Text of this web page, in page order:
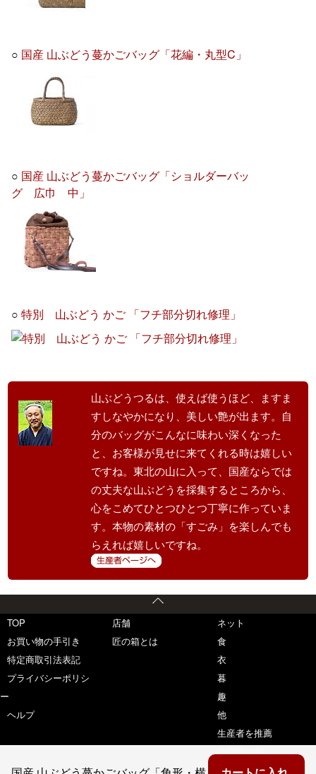
○ 国産 山ぶどう蔓かごバッグ「花編・丸型C」
○ 国産 山ぶどう蔓かごバッグ「ショルダーバッ
グ 広巾 中」
○特別 山ぶどう かご 「フチ部分切れ修理」
山ぶどうつるは、使えば使うほど、ますま
すしなやかになり、美しい艶が出ます。自
分のバッグがこんなに味わい深くなった
と、お客様が見せに来てくれる時は嬉しい
ですね。東北の山に入って、国産ならでは
の丈夫な山ぶどうを採集するところから、
心をこめてひとつひとつ丁寧に作っていま
す。本物の素材の「すごみ」を楽しんでも
らえれば嬉しいですね。
TOP
お買い物の手引き
特定商取引法表記
プライバシーポリシ
ー
ヘルプ
店舗
匠の箱とは
ネット
食
衣
暮
趣
他
生産者を推薦
生産者一覧